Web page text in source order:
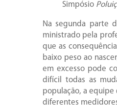
Simpósio
Na segunda parte
ministrado pela
que as
baixo peso ao
em excesso pode
difícil todas as
população, a equipe
diferentes